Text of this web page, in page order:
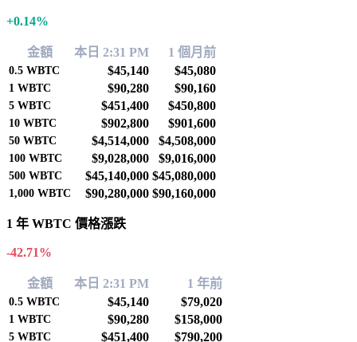
+0.14%
金額 本日 2:31 PM 1 個月前
0.5 WBTC $45,140 $45,080
1 WBTC $90,280 $90,160
5 WBTC $451,400 $450,800
10 WBTC $902,800 $901,600
50 WBTC $4,514,000 $4,508,000
100 WBTC $9,028,000 $9,016,000
500 WBTC $45,140,000 $45,080,000
1,000 WBTC $90,280,000 $90,160,000
1 年 WBTC 價格漲跌
-42.71%
金額 本日 2:31 PM 1 年前
0.5 WBTC $45,140 $79,020
1 WBTC $90,280 $158,000
5 WBTC $451,400 $790,200